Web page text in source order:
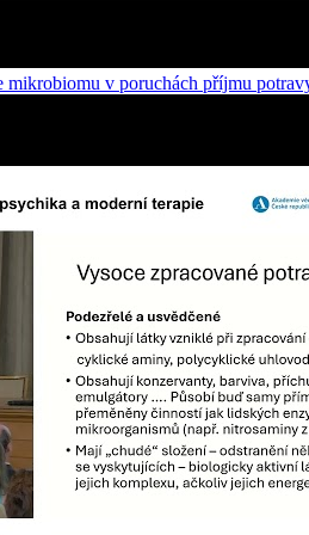
mikrobiomu v poruchách příjmu